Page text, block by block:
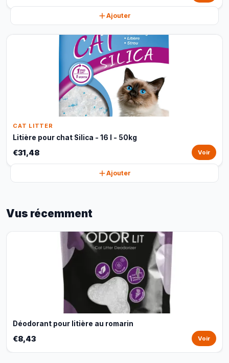
Ajouter
CAT LITTER
Litière pour chat Silica - 16 l - 50kg
€31,48 Voir
Ajouter
Vus récemment
Déodorant pour litière au romarin
€8,43 Voir